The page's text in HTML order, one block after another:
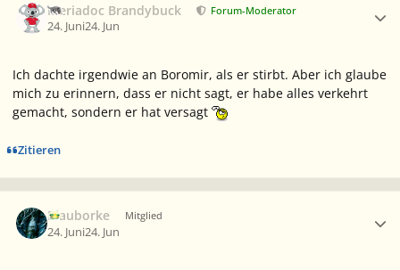
Meriadoc Brandybuck Forum-Moderator
24. Juni24. Jun
Ich dachte irgendwie an Boromir, als er stirbt. Aber ich glaube
mich zu erinnern, dass er nicht sagt, er habe alles verkehrt
gemacht, sondern er hat versagt
Zitieren
Blauborke Mitglied
24. Juni24. Jun